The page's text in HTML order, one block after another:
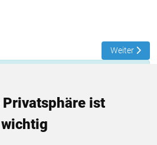
Privatsphäre ist
Patronatsfest St. SebastianNächster
Weiter
×
your image
that the folder you are
Gallery plugin tags exists
files. The plugin could not